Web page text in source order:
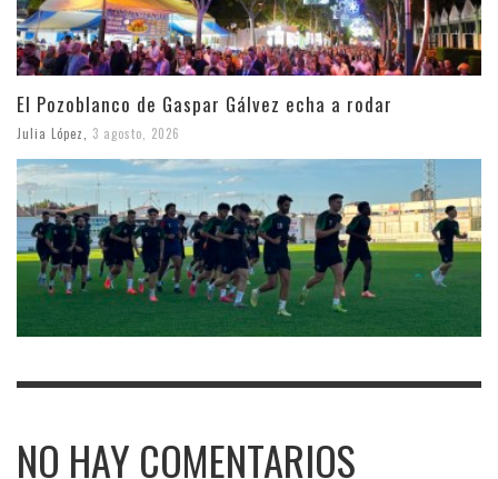
El Pozoblanco de Gaspar Gálvez echa a rodar
Julia López, 3 agosto, 2026
NO HAY COMENTARIOS